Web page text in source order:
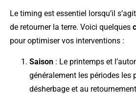
Le timing est essentiel lorsqu’il
de retourner la terre. Voici quelques
pour optimiser vos interventions :
Saison : Le printemps et
généralement les périodes les
désherbage et au